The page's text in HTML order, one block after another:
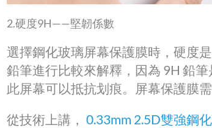
2.硬度9H——堅韌係數
選擇鋼化玻璃屏幕保護膜時，硬度
鉛筆進行比較來解釋，因為 9H 鉛
此屏幕可以抵抗划痕。屏幕保護膜
從技術上講， 0.33mm 2.5D雙強鋼